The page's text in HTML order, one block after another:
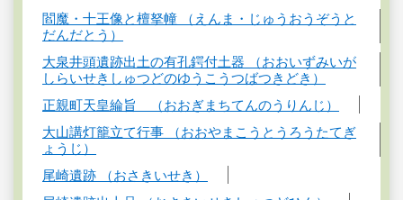
閻魔・十王像と檀拏幢 （えんま・じゅうおうぞうと
だんだとう）
大泉井頭遺跡出土の有孔鍔付土器 （おおいずみいが
しらいせきしゅつどのゆうこうつばつきどき）
正親町天皇綸旨 （おおぎまちてんのうりんじ）
大山講灯籠立て行事 （おおやまこうとうろうたてぎ
ょうじ）
尾崎遺跡 （おさきいせき）